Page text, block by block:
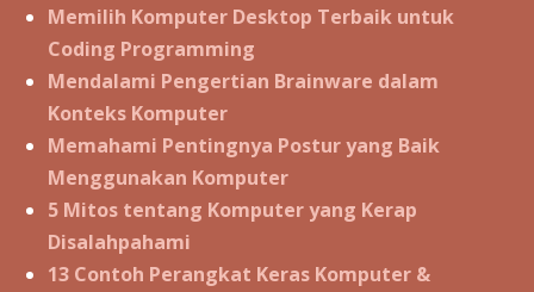
Memilih Komputer Desktop Terbaik untuk
Coding Programming
Mendalami Pengertian Brainware dalam
Konteks Komputer
Memahami Pentingnya Postur yang Baik
Menggunakan Komputer
5 Mitos tentang Komputer yang Kerap
Disalahpahami
13 Contoh Perangkat Keras Komputer &